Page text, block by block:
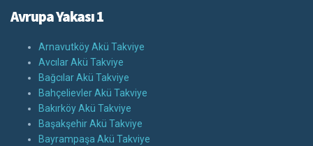
Avrupa Yakası 1
Arnavutköy Akü Takviye
Avcılar Akü Takviye
Bağcılar Akü Takviye
Bahçelievler Akü Takviye
Bakırköy Akü Takviye
Başakşehir Akü Takviye
Bayrampaşa Akü Takviye